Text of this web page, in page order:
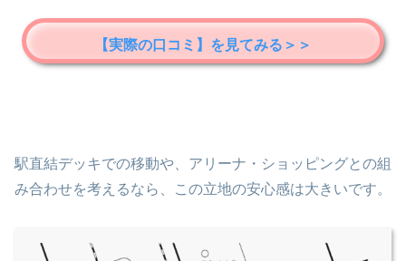
【実際の口コミ】を見てみる＞＞
駅直結デッキでの移動や、アリーナ・ショッピングとの組
み合わせを考えるなら、この立地の安心感は大きいです。